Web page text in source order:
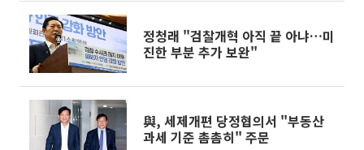
정청래 "검찰개혁 아직 끝 아냐…미
진한 부분 추가 보완"
與, 세제개편 당정협의서 "부동산
과세 기준 촘촘히" 주문